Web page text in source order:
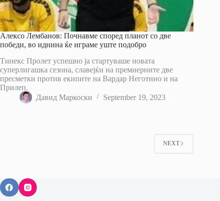
Алексо Лембанов: Почнавме според планот со две
победи, во иднина ќе играме уште подобро
Тинекс Пролет успешно ја стартуваше новата
суперлигашка сезона, славејќи на премиерните две
пресметки против екипите на Вардар Неготино и на
Прилеп.
Давид Маркоски
September 19, 2023
NEXT